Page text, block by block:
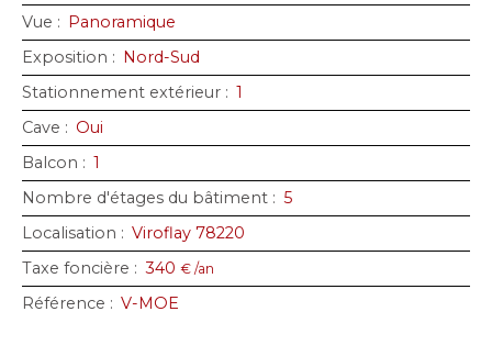
Vue : Panoramique
Exposition : Nord-Sud
Stationnement extérieur : 1
Cave : Oui
Balcon : 1
Nombre d'étages du bâtiment : 5
Localisation : Viroflay 78220
Taxe foncière : 340 € /an
Référence : V-MOE